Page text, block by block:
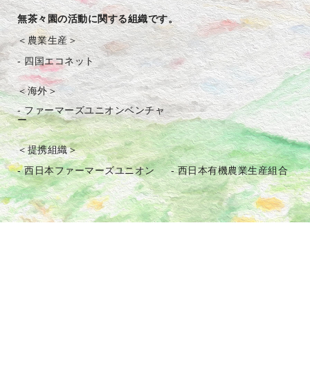
無茶々園の活動に関する組織です。
＜農業生産＞
- 四国エコネット
＜海外＞
- ファーマーズユニオンベンチャ
ー
＜提携組織＞
- 西日本ファーマーズユニオン
- 西日本有機農業生産組合